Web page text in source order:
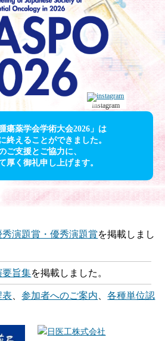
Instagram
瘍薬学会学術大会2026」は
終えることができました。
ご支援とご協力に、
厚く御礼申し上げます。
秀演題賞・優秀演題賞を掲載しまし
要旨集を掲載しました。
表 、参加者へのご案内 、各種単位認
公開講座を掲載しました。